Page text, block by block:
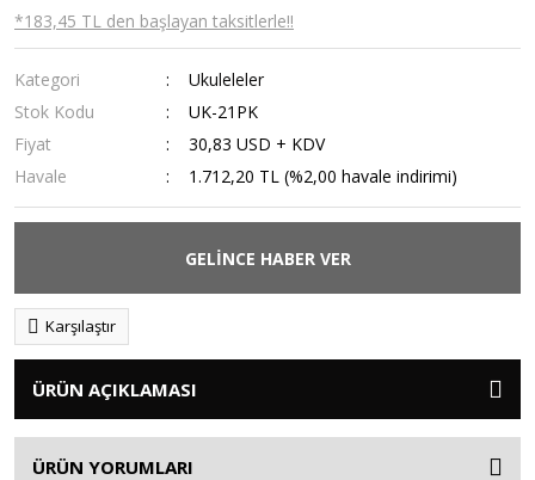
*183,45 TL den başlayan taksitlerle!!
Kategori
Ukuleleler
Stok Kodu
UK-21PK
Fiyat
30,83 USD + KDV
Havale
1.712,20 TL (%2,00 havale indirimi)
GELİNCE HABER VER
Karşılaştır
ÜRÜN AÇIKLAMASI
ÜRÜN YORUMLARI